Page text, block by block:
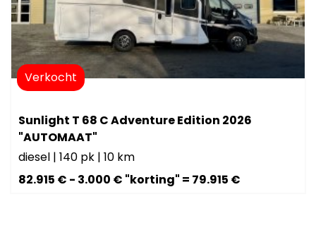
Verkocht
Sunlight T 68 C Adventure Edition 2026
"AUTOMAAT"
diesel | 140 pk | 10 km
82.915 € - 3.000 € "korting" = 79.915 €